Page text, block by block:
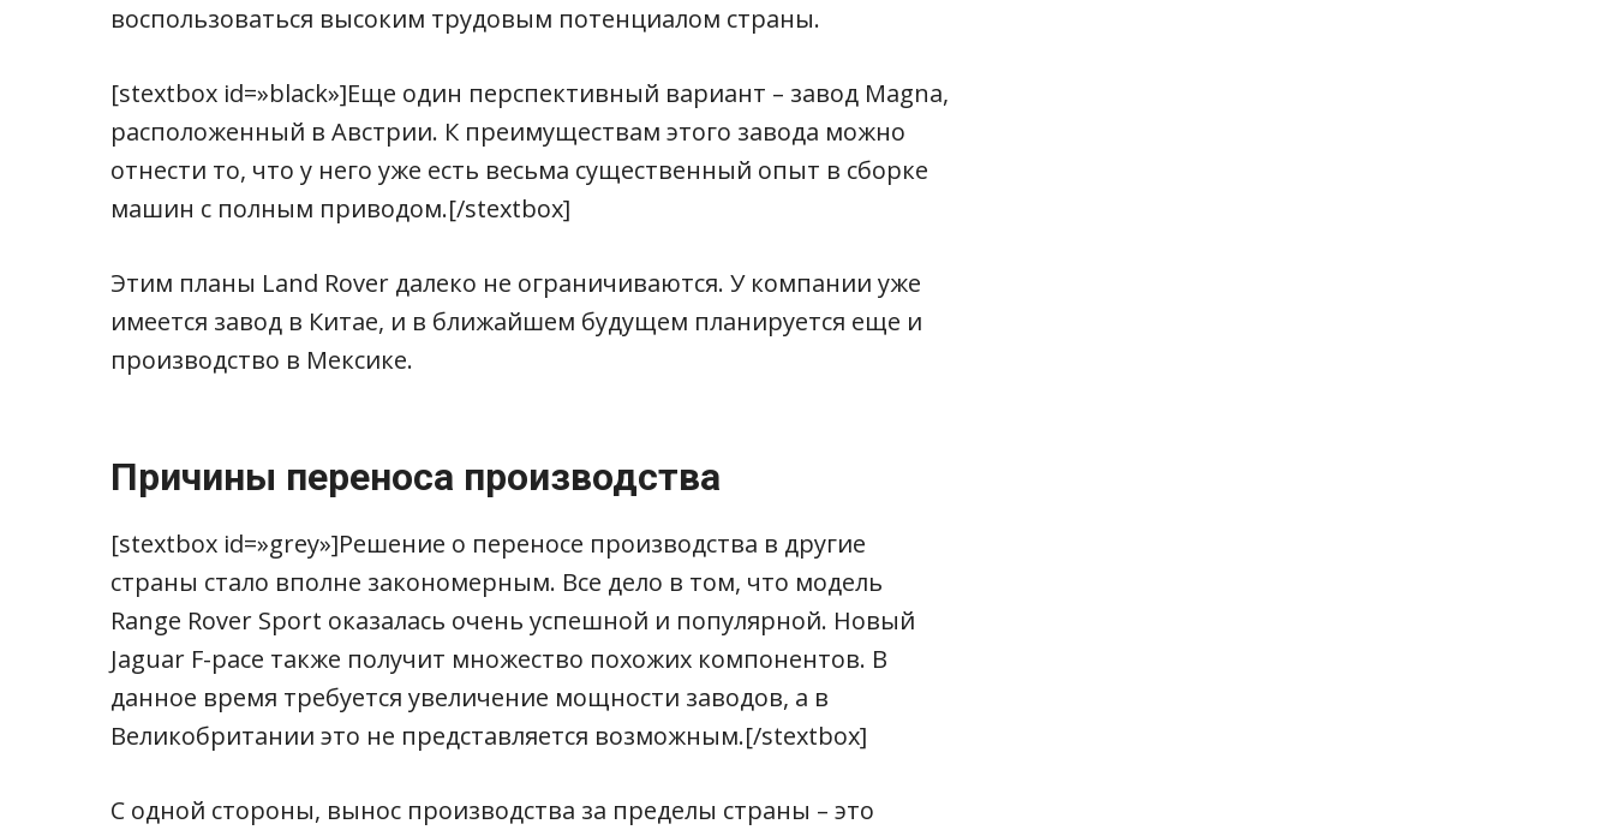
воспользоваться высоким трудовым потенциалом страны.
[stextbox id=»black»]Еще один перспективный вариант – завод Magna,
расположенный в Австрии. К преимуществам этого завода можно
отнести то, что у него уже есть весьма существенный опыт в сборке
машин с полным приводом.[/stextbox]
Этим планы Land Rover далеко не ограничиваются. У компании уже
имеется завод в Китае, и в ближайшем будущем планируется еще и
производство в Мексике.
Причины переноса производства
[stextbox id=»grey»]Решение о переносе производства в другие
страны стало вполне закономерным. Все дело в том, что модель
Range Rover Sport оказалась очень успешной и популярной. Новый
Jaguar F-pace также получит множество похожих компонентов. В
данное время требуется увеличение мощности заводов, а в
Великобритании это не представляется возможным.[/stextbox]
С одной стороны, вынос производства за пределы страны – это